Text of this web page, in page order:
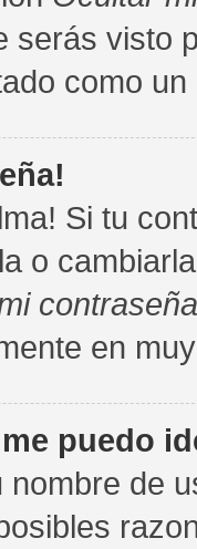
serás visto
como
Si tu
o
contraseña
en
puedo
nombre de